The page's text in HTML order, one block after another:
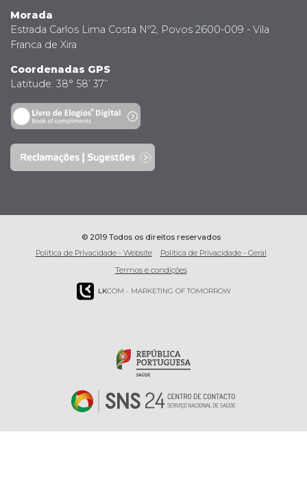
Morada
Estrada Carlos Lima Costa Nº2, Povos 2600-009 - Vila
Franca de Xira
Coordenadas GPS
Latitude: 38° 58’ 37’’
© 2019 Todos os direitos reservados
Política de Privacidade - Website
Política de Privacidade - Geral
Termos e condições
LKCOM - MARKETING OF TOMORROW